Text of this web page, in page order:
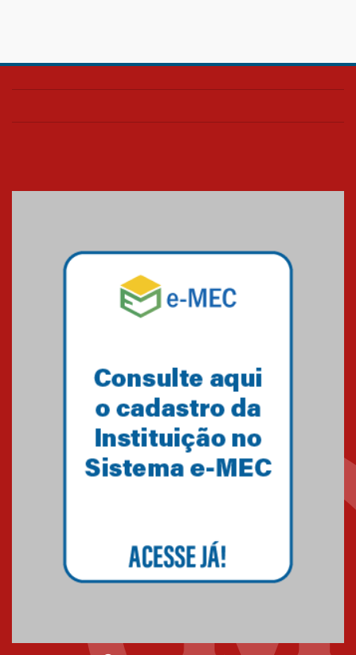
Confira como foi o culto mensal
Mackenzie mobiliza campanha
solidária para apoiar famílias em
Minas Gerais
Primeiro culto do ano ressalta o
27.02.2026